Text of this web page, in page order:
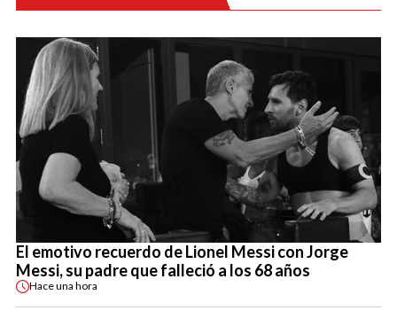
El emotivo recuerdo de Lionel Messi con Jorge
Messi, su padre que falleció a los 68 años
Haceuna hora